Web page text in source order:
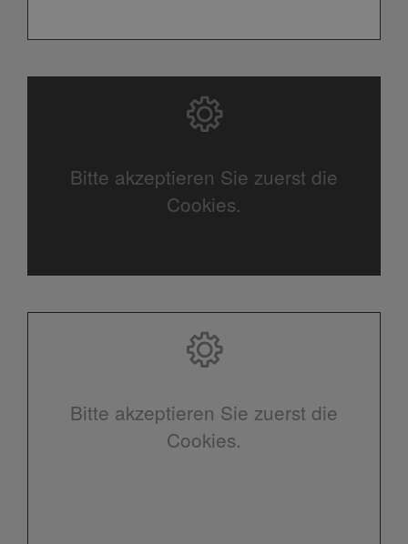
Bitte akzeptieren Sie zuerst die
Cookies.
Bitte akzeptieren Sie zuerst die
Cookies.